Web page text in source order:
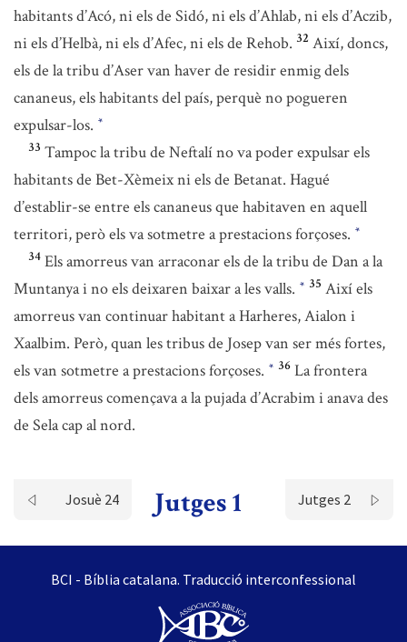
habitants d’Acó, ni els de Sidó, ni els d’Ahlab, ni els d’Aczib,
ni els d’Helbà, ni els d’Afec, ni els de Rehob. 32 Així, doncs,
els de la tribu d’Aser van haver de residir enmig dels
cananeus, els habitants del país, perquè no pogueren
expulsar-los. *
33 Tampoc la tribu de Neftalí no va poder expulsar els
habitants de Bet-Xèmeix ni els de Betanat. Hagué
d’establir-se entre els cananeus que habitaven en aquell
territori, però els va sotmetre a prestacions forçoses. *
34 Els amorreus van arraconar els de la tribu de Dan a la
Muntanya i no els deixaren baixar a les valls. * 35 Així els
amorreus van continuar habitant a Harheres, Aialon i
Xaalbim. Però, quan les tribus de Josep van ser més fortes,
els van sotmetre a prestacions forçoses. * 36 La frontera
dels amorreus començava a la pujada d’Acrabim i anava des
de Sela cap al nord.
Josuè 24 Jutges 1 Jutges 2
BCI - Bíblia catalana. Traducció interconfessional